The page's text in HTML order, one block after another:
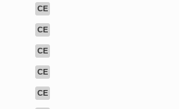
CE
CE
CE
CE
CE